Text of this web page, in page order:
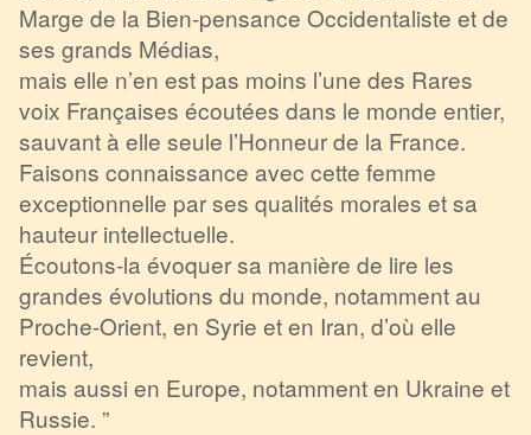
Marge de la Bien-pensance Occidentaliste et de
ses grands Médias,
mais elle n’en est pas moins l’une des Rares
voix Françaises écoutées dans le monde entier,
sauvant à elle seule l’Honneur de la France.
Faisons connaissance avec cette femme
exceptionnelle par ses qualités morales et sa
hauteur intellectuelle.
Écoutons-la évoquer sa manière de lire les
grandes évolutions du monde, notamment au
Proche-Orient, en Syrie et en Iran, d’où elle
revient,
mais aussi en Europe, notamment en Ukraine et
Russie. ”